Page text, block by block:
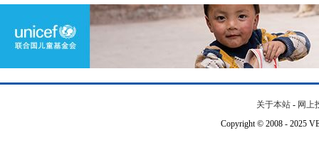
关于本站 - 网上
Copyright © 2008 - 2025